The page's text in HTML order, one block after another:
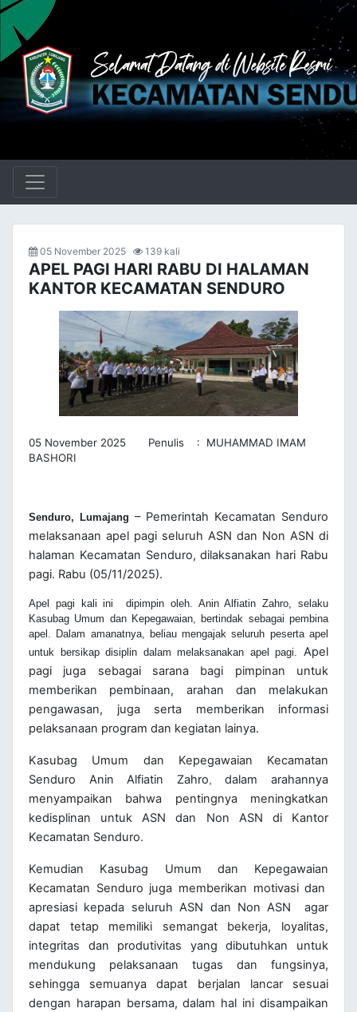
05 November 2025 139 kali
APEL PAGI HARI RABU DI HALAMAN
KANTOR KECAMATAN SENDURO
05 November 2025 Penulis : MUHAMMAD IMAM
BASHORI
Senduro, Lumajang – Pemerintah Kecamatan Senduro
melaksanaan apel pagi seluruh ASN dan Non ASN di
halaman Kecamatan Senduro, dilaksanakan hari Rabu
pagi. Rabu (05/11/2025).
Apel pagi kali ini dipimpin oleh. Anin Alfiatin Zahro, selaku
Kasubag Umum dan Kepegawaian, bertindak sebagai pembina
apel. Dalam amanatnya, beliau mengajak seluruh peserta apel
untuk bersikap disiplin dalam melaksanakan apel pagi. Apel
pagi juga sebagai sarana bagi pimpinan untuk
memberikan pembinaan, arahan dan melakukan
pengawasan, juga serta memberikan informasi
pelaksanaan program dan kegiatan lainya.
Kasubag Umum dan Kepegawaian Kecamatan
Senduro Anin Alfiatin Zahro,
dalam arahannya
menyampaikan bahwa pentingnya meningkatkan
kedisplinan untuk ASN dan Non ASN di Kantor
Kecamatan Senduro.
Kemudian Kasubag Umum dan Kepegawaian
Kecamatan Senduro juga memberikan motivasi dan
apresiasi kepada seluruh ASN dan Non ASN agar
dapat tetap memiliki semangat bekerja, loyalitas,
integritas dan produtivitas yang dibutuhkan untuk
mendukung pelaksanaan tugas dan fungsinya,
sehingga semuanya dapat berjalan lancar sesuai
dengan harapan bersama, dalam hal ini disampaikan